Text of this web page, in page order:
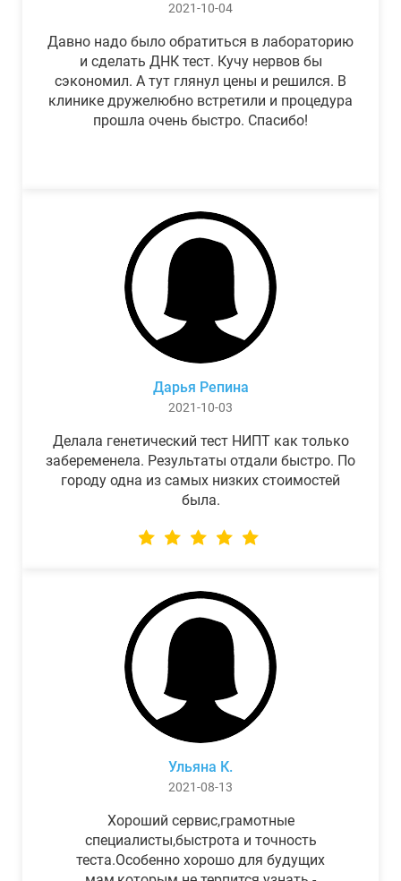
2021-10-04
Давно надо было обратиться в лабораторию
и сделать ДНК тест. Кучу нервов бы
сэкономил. А тут глянул цены и решился. В
клинике дружелюбно встретили и процедура
прошла очень быстро. Спасибо!
Дарья Репина
2021-10-03
Делала генетический тест НИПТ как только
забеременела. Результаты отдали быстро. По
городу одна из самых низких стоимостей
была.
Ульяна К.
2021-08-13
Хороший сервис,грамотные
специалисты,быстрота и точность
теста.Особенно хорошо для будущих